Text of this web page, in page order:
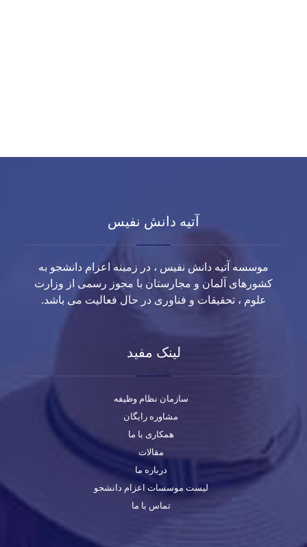
آتیه دانش نفیس
موسسه آتیه دانش نفیس ، در زمینه اعزام دانشجو به
کشورهای آلمان و مجارستان با مجوز رسمی از وزارت
علوم ، تحقیقات و فناوری در حال فعالیت می باشد.
لینک مفید
سازمان نظام وظیفه
مشاوره رایگان
همکاری با ما
مقالات
درباره ما
لیست موسسات اعزام دانشجو
تماس با ما